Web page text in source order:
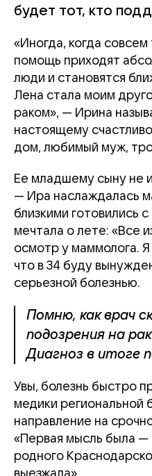
будет тот, кто
«Иногда, когда
помощь приходят
люди и становятся
Лена стала моим
раком», — Ирина
настоящему
дом, любимый муж,
Ее младшему сыну не
— Ира наслаждалась
близкими готовились
мечтала о лете: «Все
осмотр у маммолога. Я
что в 34 буду
серьезной болезнью.
Помню, как врач
подозрения на
Диагноз в итоге
Увы, болезнь быстро
медики региональной
направление на
«Первая мысль была —
родного